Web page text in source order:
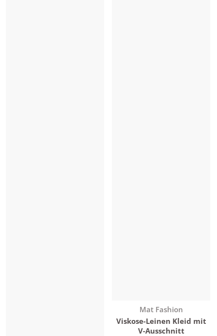
Anbieter:
Mat Fashion
Viskose-Leinen Kleid mit
V-Ausschnitt